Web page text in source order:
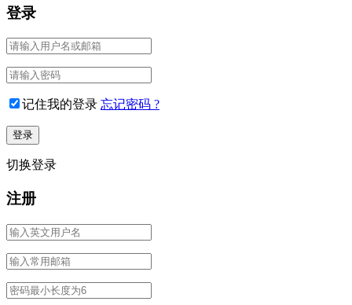
登录
记住我的登录 忘记密码 ?
切换登录
注册